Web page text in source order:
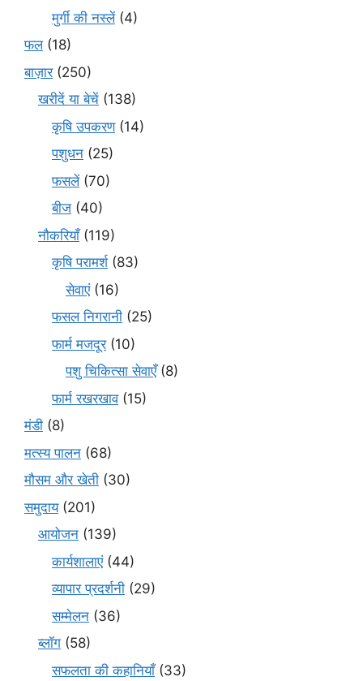
मुर्गी की नस्लें(4)
फल(18)
बाज़ार(250)
खरीदें या बेचें (138)
कृषि उपकरण(14)
पशुधन (25)
फसलें(70)
बीज (40)
नौकरियाँ(119)
कृषि परामर्श(83)
सेवाएं(16)
फसल निगरानी (25)
फार्म मजदूर(10)
पशु चिकित्सा सेवाएँ(8)
फार्म रखरखाव(15)
मंडी (8)
मत्स्य पालन (68)
मौसम और खेती (30)
समुदाय(201)
आयोजन (139)
कार्यशालाएं(44)
व्यापार प्रदर्शनी (29)
सम्मेलन (36)
ब्लॉग (58)
सफलता की कहानियाँ(33)